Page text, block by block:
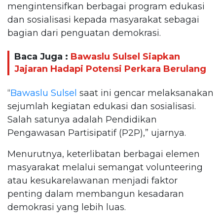
mengintensifkan berbagai program edukasi
dan sosialisasi kepada masyarakat sebagai
bagian dari penguatan demokrasi.
Baca Juga : Bawaslu Sulsel Siapkan
Jajaran Hadapi Potensi Perkara Berulang
“Bawaslu Sulsel saat ini gencar melaksanakan
sejumlah kegiatan edukasi dan sosialisasi.
Salah satunya adalah Pendidikan
Pengawasan Partisipatif (P2P),” ujarnya.
Menurutnya, keterlibatan berbagai elemen
masyarakat melalui semangat volunteering
atau kesukarelawanan menjadi faktor
penting dalam membangun kesadaran
demokrasi yang lebih luas.